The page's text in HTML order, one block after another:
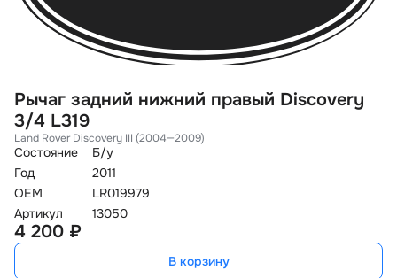
Рычаг задний нижний правый Discovery
3/4 L319
Land Rover Discovery III (2004—2009)
Состояние
Б/у
Год
2011
OEM
LR019979
Артикул
13050
4 200 ₽
В корзину